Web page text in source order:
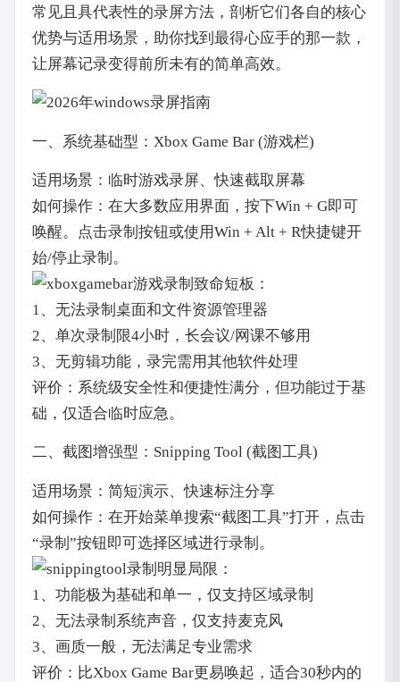
常见且具代表性的录屏方法，剖析它们各自的核心
优势与适用场景，助你找到最得心应手的那一款，
让屏幕记录变得前所未有的简单高效。
一、系统基础型：Xbox Game Bar (游戏栏)
适用场景：临时游戏录屏、快速截取屏幕
如何操作：在大多数应用界面，按下Win + G即可
唤醒。点击录制按钮或使用Win + Alt + R快捷键开
始/停止录制。
致命短板：
1、无法录制桌面和文件资源管理器
2、单次录制限4小时，长会议/网课不够用
3、无剪辑功能，录完需用其他软件处理
评价：系统级安全性和便捷性满分，但功能过于基
础，仅适合临时应急。
二、截图增强型：Snipping Tool (截图工具)
适用场景：简短演示、快速标注分享
如何操作：在开始菜单搜索“截图工具”打开，点击
“录制”按钮即可选择区域进行录制。
明显局限：
1、功能极为基础和单一，仅支持区域录制
2、无法录制系统声音，仅支持麦克风
3、画质一般，无法满足专业需求
评价：比Xbox Game Bar更易唤起，适合30秒内的